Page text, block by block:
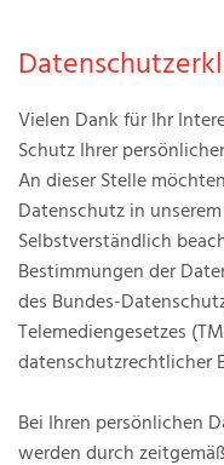
Vielen Dank für Ihr
Schutz Ihrer
An dieser Stelle
Datenschutz in
Selbstverständlich
Bestimmungen der
des Bundes-
Telemediengesetzes
datenschutzrechtlicher
Bei Ihren persönlichen
werden durch